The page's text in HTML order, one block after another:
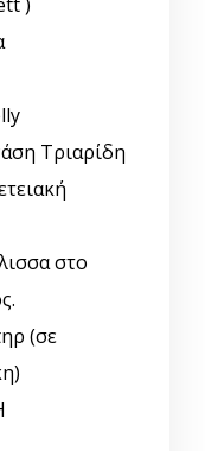
Τριαρίδη
στο
(σε